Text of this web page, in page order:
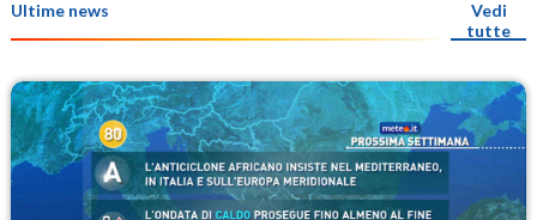
Ultime news
Vedi
tutte